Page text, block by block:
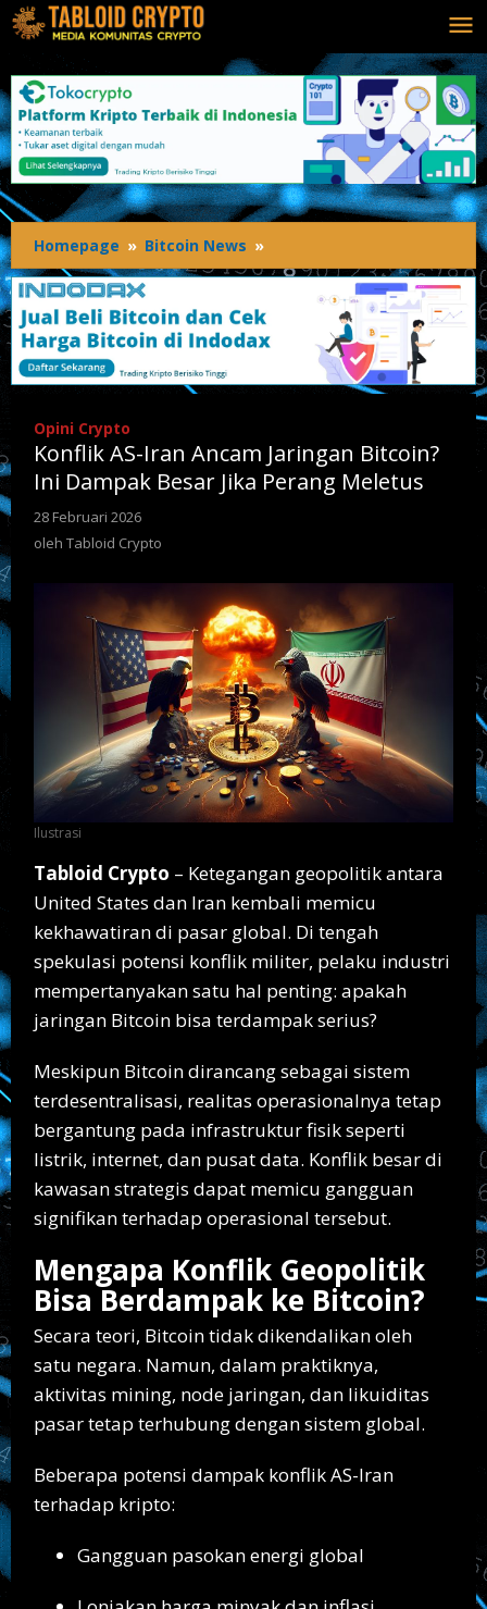
Lewati
ke
konten
Homepage » Bitcoin News »
AS-
Jaringan
Bitcoin?
Ini
Jika
Perang
Meletus
Opini Crypto
Konflik AS-Iran Ancam Jaringan Bitcoin?
Ini Dampak Besar Jika Perang Meletus
28 Februari 2026
Tabloid
oleh Tabloid Crypto
Ilustrasi
Tabloid Crypto – Ketegangan geopolitik antara
United States dan Iran kembali memicu
kekhawatiran di pasar global. Di tengah
spekulasi potensi konflik militer, pelaku industri
mempertanyakan satu hal penting: apakah
jaringan Bitcoin bisa terdampak serius?
Meskipun Bitcoin dirancang sebagai sistem
terdesentralisasi, realitas operasionalnya tetap
bergantung pada infrastruktur fisik seperti
listrik, internet, dan pusat data. Konflik besar di
kawasan strategis dapat memicu gangguan
signifikan terhadap operasional tersebut.
Mengapa Konflik Geopolitik
Bisa Berdampak ke Bitcoin?
Secara teori, Bitcoin tidak dikendalikan oleh
satu negara. Namun, dalam praktiknya,
aktivitas mining, node jaringan, dan likuiditas
pasar tetap terhubung dengan sistem global.
Beberapa potensi dampak konflik AS-Iran
terhadap kripto:
Gangguan pasokan energi global